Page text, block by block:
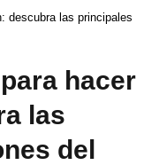
descubra las principales
hacer
las
del